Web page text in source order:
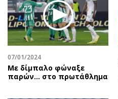
07/01/2024
Με δίμπαλο φώναξε
παρών… στο πρωτάθλημα